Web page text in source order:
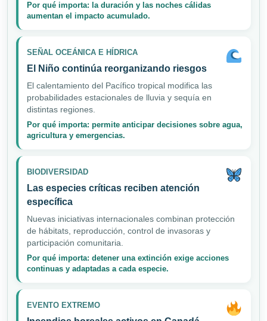
Por qué importa: la duración y las noches cálidas
aumentan el impacto acumulado.
SEÑAL OCEÁNICA E HÍDRICA
El Niño continúa reorganizando riesgos
El calentamiento del Pacífico tropical modifica las
probabilidades estacionales de lluvia y sequía en
distintas regiones.
Por qué importa: permite anticipar decisiones sobre agua,
agricultura y emergencias.
BIODIVERSIDAD
Las especies críticas reciben atención
específica
Nuevas iniciativas internacionales combinan protección
de hábitats, reproducción, control de invasoras y
participación comunitaria.
Por qué importa: detener una extinción exige acciones
continuas y adaptadas a cada especie.
EVENTO EXTREMO